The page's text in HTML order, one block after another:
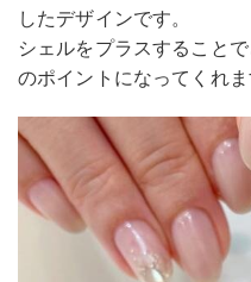
したデザインです。
シェルをプラスすること
のポイントになってくれま